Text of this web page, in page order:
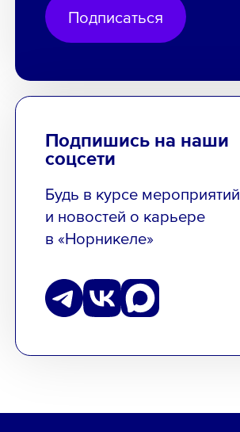
Подписаться
Подпишись на наши
соцсети
Будь в курсе мероприятий
и новостей о карьере
в «Норникеле»